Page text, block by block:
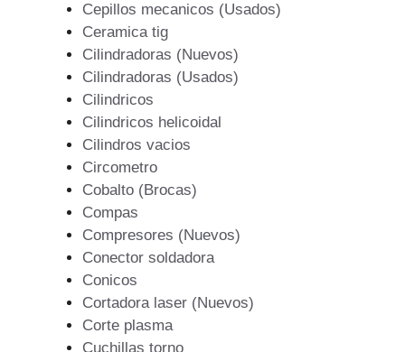
Cepillos mecanicos (Usados)
Ceramica tig
Cilindradoras (Nuevos)
Cilindradoras (Usados)
Cilindricos
Cilindricos helicoidal
Cilindros vacios
Circometro
Cobalto (Brocas)
Compas
Compresores (Nuevos)
Conector soldadora
Conicos
Cortadora laser (Nuevos)
Corte plasma
Cuchillas torno